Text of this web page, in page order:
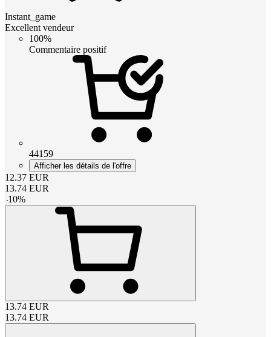
Instant_game
Excellent vendeur
100%
Commentaire positif
44159
Afficher les détails de l'offre
12.37 EUR
13.74 EUR
-10%
13.74 EUR
13.74 EUR